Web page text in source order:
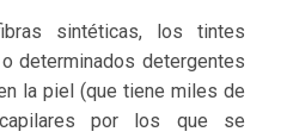
sintéticas, los tintes
determinados detergentes
la piel (que tiene miles de
por los que se